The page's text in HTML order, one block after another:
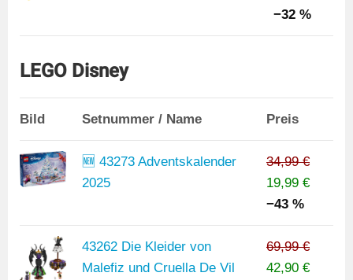
−32 %
LEGO Disney
Bild Setnummer / Name Preis
🆕 43273 Adventskalender
2025
34,99 €
19,99 €
−43 %
43262 Die Kleider von
Malefiz und Cruella De Vil
69,99 €
42,90 €